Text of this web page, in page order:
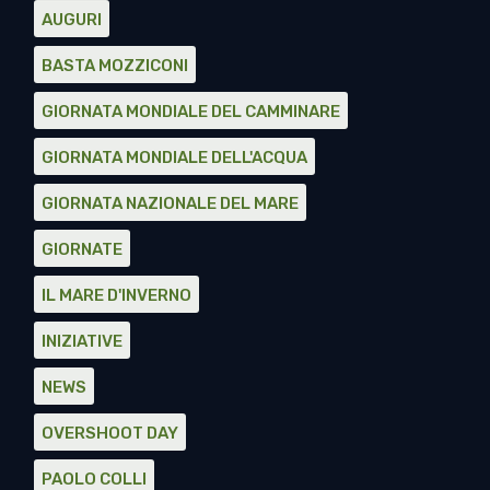
AUGURI
BASTA MOZZICONI
GIORNATA MONDIALE DEL CAMMINARE
GIORNATA MONDIALE DELL'ACQUA
GIORNATA NAZIONALE DEL MARE
GIORNATE
IL MARE D'INVERNO
INIZIATIVE
NEWS
OVERSHOOT DAY
PAOLO COLLI